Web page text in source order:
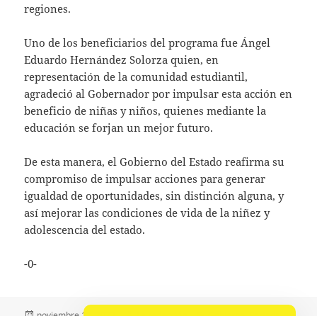
regiones.
Uno de los beneficiarios del programa fue Ángel
Eduardo Hernández Solorza quien, en
representación de la comunidad estudiantil,
agradeció al Gobernador por impulsar esta acción en
beneficio de niñas y niños, quienes mediante la
educación se forjan un mejor futuro.
De esta manera, el Gobierno del Estado reafirma su
compromiso de impulsar acciones para generar
igualdad de oportunidades, sin distinción alguna, y
así mejorar las condiciones de vida de la niñez y
adolescencia del estado.
-0-